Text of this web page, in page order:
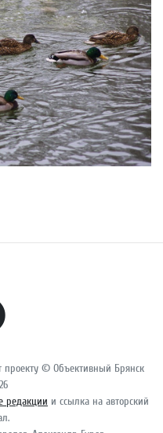
проекту © Объективный Брянск
редакции и ссылка на авторский